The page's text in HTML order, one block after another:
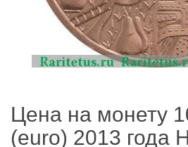
Цена на монету
(euro) 2013 года